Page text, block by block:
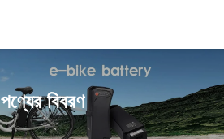
পণ্যের বিবরণ